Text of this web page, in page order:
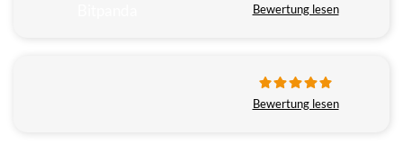
Bewertung lesen
Bewertung lesen